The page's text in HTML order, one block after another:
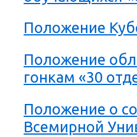
Положение
Положение
гонкам «30
Положение о
Всемирной